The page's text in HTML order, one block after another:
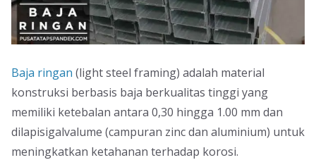
Baja ringan (light steel framing) adalah material
konstruksi berbasis baja berkualitas tinggi yang
memiliki ketebalan antara 0,30 hingga 1.00 mm dan
dilapisigalvalume (campuran zinc dan aluminium) untuk
meningkatkan ketahanan terhadap korosi.